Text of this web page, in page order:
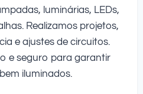
luminárias, LEDs,
Realizamos projetos,
e ajustes de circuitos.
e seguro para garantir
iluminados.